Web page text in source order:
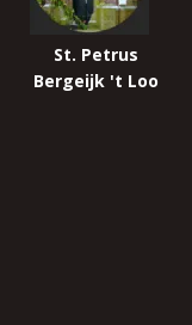
St. Petrus
Bergeijk 't Loo